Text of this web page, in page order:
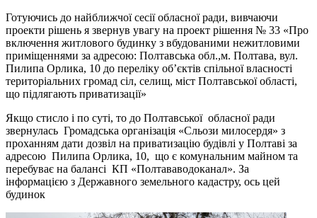
Готуючись до найближчої сесії обласної ради, вивчаючи
проекти рішень я звернув увагу на проект рішення № 33 «Про
включення житлового будинку з вбудованими нежитловими
приміщеннями за адресою: Полтавська обл.,м. Полтава, вул.
Пилипа Орлика, 10 до переліку об’єктів спільної власності
територіальних громад сіл, селищ, міст Полтавської області,
що підлягають приватизації»
Якщо стисло і по суті, то до Полтавської обласної ради
звернулась Громадська організація «Сльози милосердя» з
проханням дати дозвіл на приватизацію будівлі у Полтаві за
адресою Пилипа Орлика, 10, що є комунальним майном та
перебуває на балансі КП «Полтававодоканал». За
інформацією з Державного земельного кадастру, ось цей
будинок